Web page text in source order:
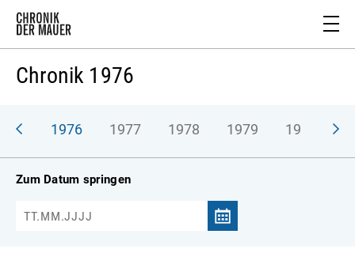
Chronik 1976
1976 1977 1978 1979 1980
Zum Datum springen